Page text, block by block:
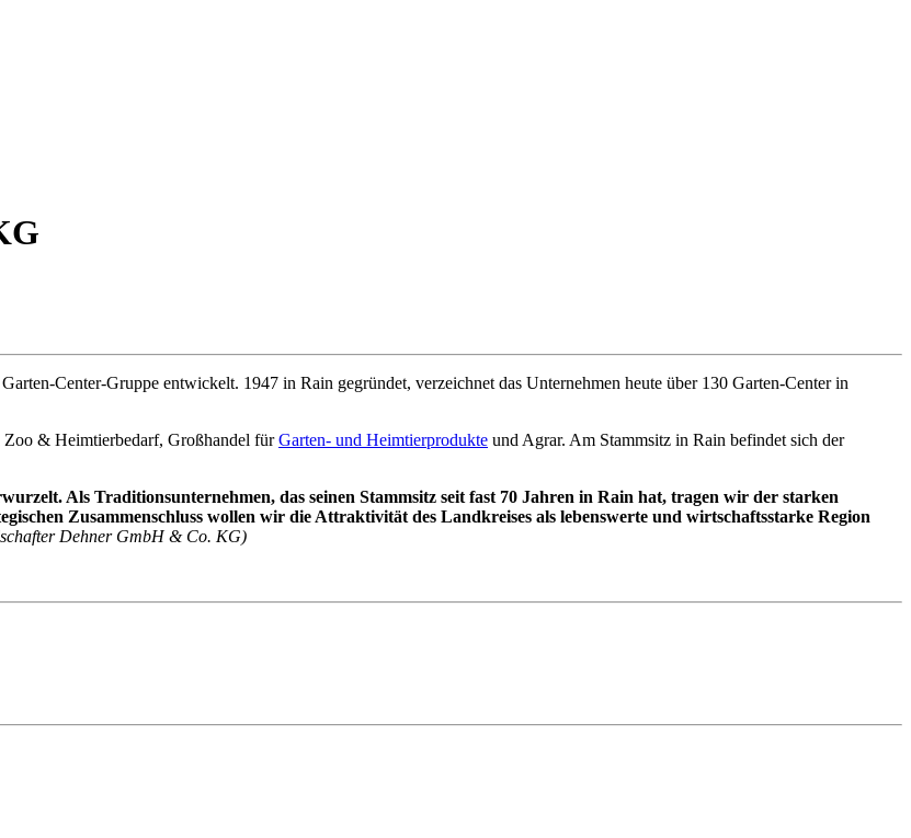
Center-Gruppe entwickelt. 1947 in Rain gegründet, verzeichnet das Unternehmen heute über 130 Garten-Center in
Zoo & Heimtierbedarf, Großhandel fürGarten- und Heimtierprodukte und Agrar. Am Stammsitz in Rain befindet sich der
Als Traditionsunternehmen, das seinen Stammsitz seit fast 70 Jahren in Rain hat, tragen wir der starken
Zusammenschluss wollen wir die Attraktivität des Landkreises als lebenswerte und wirtschaftsstarke Region
Dehner GmbH & Co. KG)